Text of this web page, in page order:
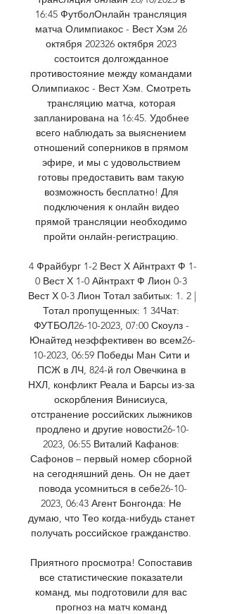
16:45 ФутболОнлайн трансляция
матча Олимпиакос - Вест Хэм 26
октября 202326 октября 2023
состоится долгожданное
противостояние между командами
Олимпиакос - Вест Хэм. Смотреть
трансляцию матча, которая
запланирована на 16:45. Удобнее
всего наблюдать за выяснением
отношений соперников в прямом
эфире, и мы с удовольствием
готовы предоставить вам такую
возможность бесплатно! Для
подключения к онлайн видео
прямой трансляции необходимо
пройти онлайн-регистрацию.
4 Фрайбург 1-2 Вест Х Айнтрахт Ф 1-
0 Вест Х 1-0 Айнтрахт Ф Лион 0-3
Вест Х 0-3 Лион Тотал забитых: 1. 2 |
Тотал пропущенных: 1 34Чат:
ФУТБОЛ26-10-2023, 07:00 Скоулз -
Юнайтед неэффективен во всем26-
10-2023, 06:59 Победы Ман Сити и
ПСЖ в ЛЧ, 824-й гол Овечкина в
НХЛ, конфликт Реала и Барсы из-за
оскорбления Винисиуса,
отстранение российских лыжников
продлено и другие новости26-10-
2023, 06:55 Виталий Кафанов:
Сафонов – первый номер сборной
на сегодняшний день. Он не дает
повода усомниться в себе26-10-
2023, 06:43 Агент Бонгонда: Не
думаю, что Тео когда-нибудь станет
получать российское гражданство.
Приятного просмотра! Сопоставив
все статистические показатели
команд, мы подготовили для вас
прогноз на матч команд